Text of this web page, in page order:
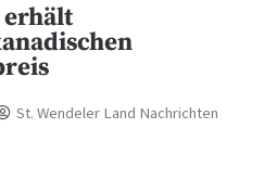
erhält
St. Wendeler Land Nachrichten